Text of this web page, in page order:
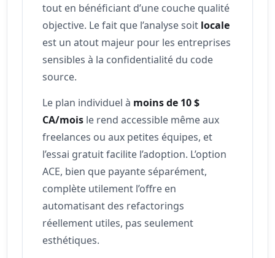
tout en bénéficiant d’une couche qualité
objective. Le fait que l’analyse soit locale
est un atout majeur pour les entreprises
sensibles à la confidentialité du code
source.
Le plan individuel à moins de 10 $
CA/mois le rend accessible même aux
freelances ou aux petites équipes, et
l’essai gratuit facilite l’adoption. L’option
ACE, bien que payante séparément,
complète utilement l’offre en
automatisant des refactorings
réellement utiles, pas seulement
esthétiques.